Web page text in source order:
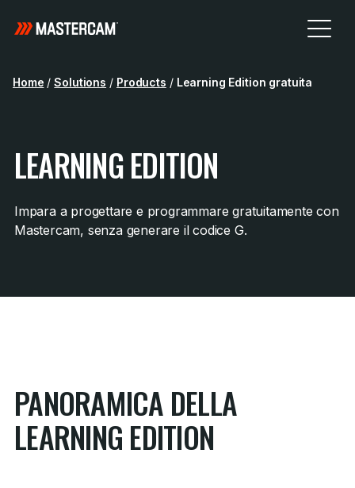
Home / Solutions / Products / Learning Edition gratuita
LEARNING EDITION
Impara a progettare e programmare gratuitamente con
Mastercam, senza generare il codice G.
PANORAMICA DELLA
LEARNING EDITION